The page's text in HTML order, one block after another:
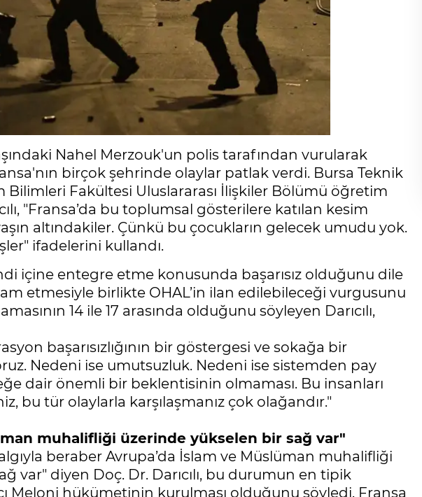
Nahel Merzouk'un polis tarafından vurularak
birçok şehrinde olaylar patlak verdi. Bursa Teknik
Bilimleri Fakültesi Uluslararası İlişkiler Bölümü öğretim
"Fransa’da bu toplumsal gösterilere katılan kesim
altındakiler. Çünkü bu çocukların gelecek umudu yok.
ifadelerini kullandı.
içine entegre etme konusunda başarısız olduğunu dile
etmesiyle birlikte OHAL’in ilan edilebileceği vurgusunu
14 ile 17 arasında olduğunu söyleyen Darıcılı,
başarısızlığının bir göstergesi ve sokağa bir
Nedeni ise umutsuzluk. Nedeni ise sistemden pay
dair önemli bir beklentisinin olmaması. Bu insanları
bu tür olaylarla karşılaşmanız çok olağandır."
muhalifliği üzerinde yükselen bir sağ var"
beraber Avrupa’da İslam ve Müslüman muhalifliği
var" diyen Doç. Dr. Darıcılı, bu durumun en tipik
Meloni hükümetinin kurulması olduğunu söyledi. Fransa